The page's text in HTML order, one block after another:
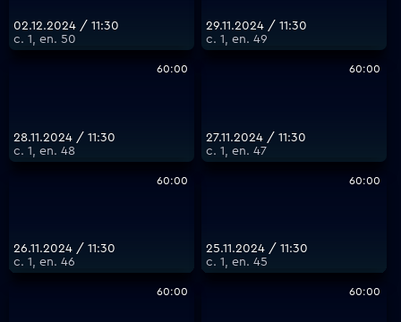
02.12.2024 / 11:30
с. 1, еп. 50
29.11.2024 / 11:30
с. 1, еп. 49
60:00
28.11.2024 / 11:30
с. 1, еп. 48
60:00
27.11.2024 / 11:30
с. 1, еп. 47
60:00
26.11.2024 / 11:30
с. 1, еп. 46
60:00
25.11.2024 / 11:30
с. 1, еп. 45
60:00 60:00